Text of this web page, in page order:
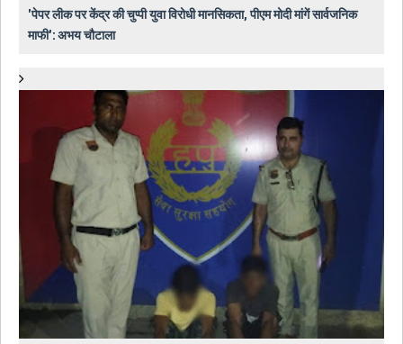
'पेपर लीक पर केंद्र की चुप्पी युवा विरोधी मानसिकता, पीएम मोदी मांगें सार्वजनिक
माफी': अभय चौटाला